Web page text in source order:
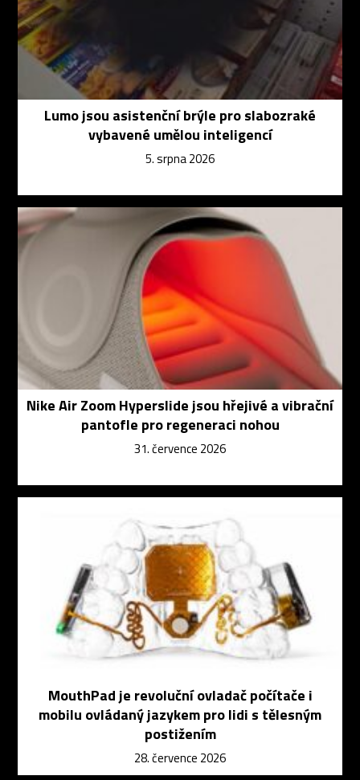
Lumo jsou asistenční brýle pro slabozraké
vybavené umělou inteligencí
5. srpna 2026
Nike Air Zoom Hyperslide jsou hřejivé a vibrační
pantofle pro regeneraci nohou
31. července 2026
MouthPad je revoluční ovladač počítače i
mobilu ovládaný jazykem pro lidi s tělesným
postižením
28. července 2026